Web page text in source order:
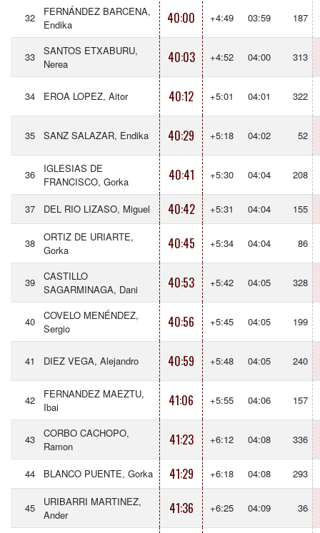
32
FERNÁNDEZ BARCENA,
Endika
40:00 +4:49 03:59 187
33
SANTOS ETXABURU,
Nerea
40:03 +4:52 04:00 313
34 EROA LOPEZ, Aitor 40:12 +5:01 04:01 322
35 SANZ SALAZAR, Endika 40:29 +5:18 04:02 52
36
IGLESIAS DE
FRANCISCO, Gorka
40:41 +5:30 04:04 208
37 DEL RIO LIZASO, Miguel 40:42 +5:31 04:04 155
38
ORTIZ DE URIARTE,
Gorka
40:45 +5:34 04:04 86
39
CASTILLO
SAGARMINAGA, Dani
40:53 +5:42 04:05 328
40
COVELO MENÉNDEZ,
Sergio
40:56 +5:45 04:05 199
41 DIEZ VEGA, Alejandro 40:59 +5:48 04:05 240
42
FERNANDEZ MAEZTU,
Ibai
41:06 +5:55 04:06 157
43
CORBO CACHOPO,
Ramon
41:23 +6:12 04:08 336
44 BLANCO PUENTE, Gorka 41:29 +6:18 04:08 293
45
URIBARRI MARTINEZ,
Ander
41:36 +6:25 04:09 36